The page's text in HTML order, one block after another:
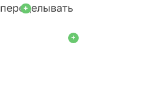
переделывать
+
+